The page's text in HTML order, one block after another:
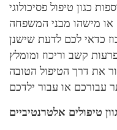
כגון טיפול פסיכולוגי
מישהו מבני המשפחה
כדאי לכם לדעת שישנן
קשב וריכוז ומומלץ
את דרך הטיפול הטובה
טיפולים אלטרנטיביים